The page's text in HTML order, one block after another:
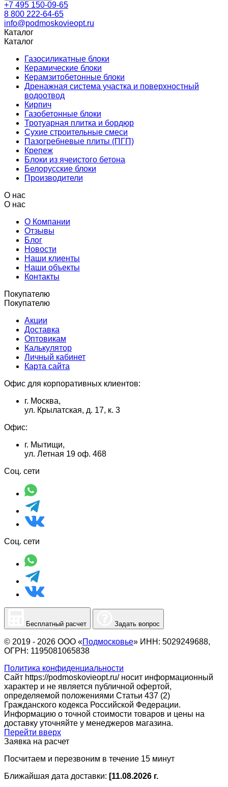
+7 495 150-09-65
8 800 222-64-65
info@podmoskovieopt.ru
Каталог
Каталог
Газосиликатные блоки
Керамические блоки
Керамзитобетонные блоки
Дренажная система участка и поверхностный
водоотвод
Кирпич
Газобетонные блоки
Тротуарная плитка и бордюр
Сухие строительные смеси
Пазогребневые плиты (ПГП)
Крепеж
Блоки из ячеистого бетона
Белорусские блоки
Производители
О нас
О нас
О Компании
Отзывы
Блог
Новости
Наши клиенты
Наши объекты
Контакты
Покупателю
Покупателю
Акции
Доставка
Оптовикам
Калькулятор
Личный кабинет
Карта сайта
Офис для корпоративных клиентов:
г. Москва,
ул. Крылатская, д. 17, к. 3
Офис:
г. Мытищи,
ул. Летная 19 оф. 468
Соц. сети
Соц. сети
Бесплатный расчет Задать вопрос
© 2019 - 2026 ООО «Подмосковье» ИНН: 5029249688,
ОГРН: 1195081065838
Политика конфиденциальности
Сайт https://podmoskovieopt.ru/ носит информационный
характер и не является публичной офертой,
определяемой положениями Статьи 437 (2)
Гражданского кодекса Российской Федерации.
Информацию о точной стоимости товаров и цены на
доставку уточняйте у менеджеров магазина.
Перейти вверх
Заявка на расчет
Посчитаем и перезвоним в течение 15 минут
Ближайшая дата доставки: [11.08.2026 г.